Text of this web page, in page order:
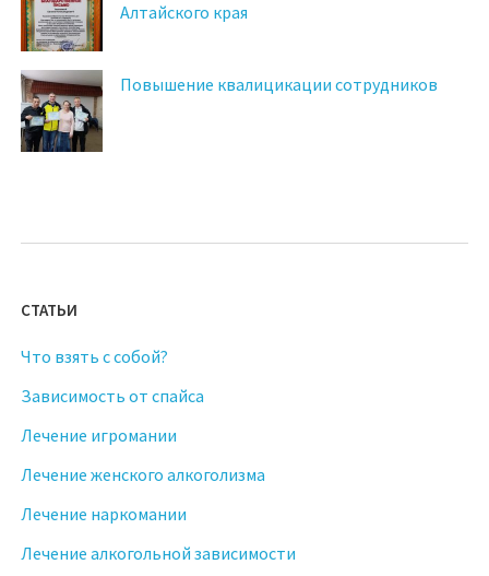
Алтайского края
Повышение квалицикации сотрудников
СТАТЬИ
Что взять с собой?
Зависимость от спайса
Лечение игромании
Лечение женского алкоголизма
Лечение наркомании
Лечение алкогольной зависимости